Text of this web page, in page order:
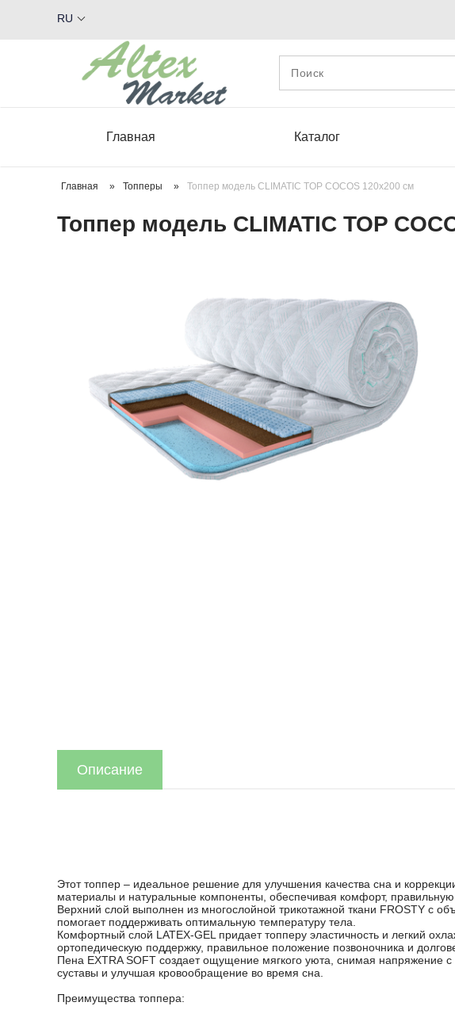
RU
Главная Каталог
Главная » Топперы » Топпер модель CLIMATIC TOP COCOS 120х200 см
Топпер модель CLIMATIC TOP
Описание
Этот топпер – идеальное решение для улучшения качества сна и
материалы и натуральные компоненты, обеспечивая комфорт,
Верхний слой выполнен из многослойной трикотажной ткани FROSTY с
помогает поддерживать оптимальную температуру тела.
Комфортный слой LATEX-GEL придает топперу эластичность и легкий
ортопедическую поддержку, правильное положение позвоночника и
Пена EXTRA SOFT создает ощущение мягкого уюта, снимая напряжение
суставы и улучшая кровообращение во время сна.
Преимущества топпера: